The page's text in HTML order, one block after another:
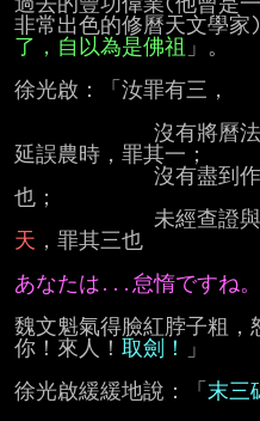
非常出色的修曆天文學家
了，自以為是佛祖 」。
徐光啟：「汝罪有三，
延誤農時，罪其一；
也；
未經
天 ，罪其三也
あなたは...怠惰ですね。
魏文魁氣得臉紅脖子粗，
你！來人！ 取劍！
」
徐光啟緩緩地說：「 末三